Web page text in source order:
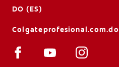
DO (ES)
Colgateprofesional.com.do